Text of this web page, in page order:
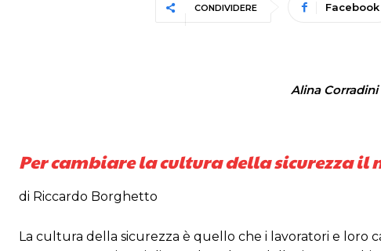
CONDIVIDERE Facebook
Alina Corradini
Per cambiare la cultura della sicurezza il
di Riccardo Borghetto
La cultura della sicurezza è quello che i lavoratori e loro